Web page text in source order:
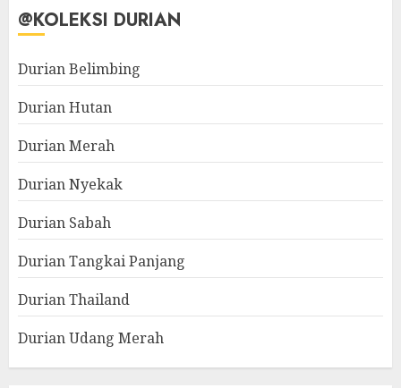
@KOLEKSI DURIAN
Durian Belimbing
Durian Hutan
Durian Merah
Durian Nyekak
Durian Sabah
Durian Tangkai Panjang
Durian Thailand
Durian Udang Merah